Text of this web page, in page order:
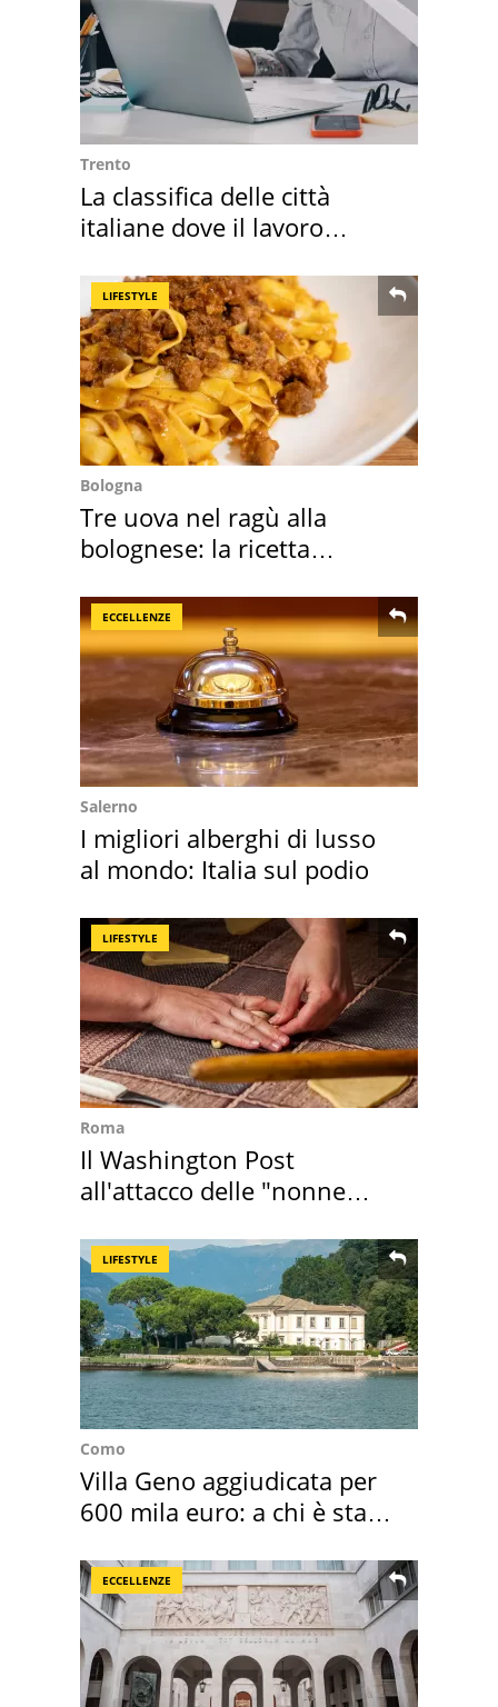
Trento
La classifica delle città
italiane dove il lavoro
LIFESTYLE
Bologna
Tre uova nel ragù alla
bolognese: la ricetta
ECCELLENZE
Salerno
I migliori alberghi di lusso
al mondo: Italia sul podio
LIFESTYLE
Roma
Il Washington Post
all'attacco delle "nonne
LIFESTYLE
Como
Villa Geno aggiudicata per
600 mila euro: a chi è stata
ECCELLENZE